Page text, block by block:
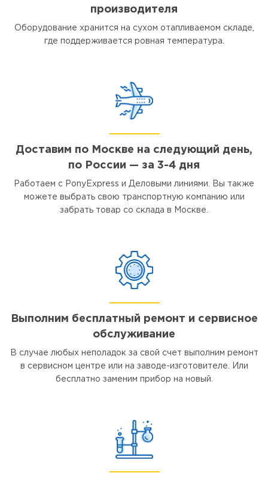
производителя
Оборудование хранится на сухом отапливаемом складе,
где поддерживается ровная температура.
Доставим по Москве на следующий день,
по России — за 3-4 дня
Работаем с PonyExpress и Деловыми линиями. Вы также
можете выбрать свою транспортную компанию или
забрать товар со склада в Москве.
Выполним бесплатный ремонт и сервисное
обслуживание
В случае любых неполадок за свой счет выполним ремонт
в сервисном центре или на заводе-изготовителе. Или
бесплатно заменим прибор на новый.